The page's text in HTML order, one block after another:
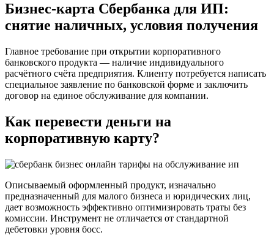
Бизнес-карта Сбербанка для ИП:
снятие наличных, условия получения
Главное требование при открытии корпоративного
банковского продукта — наличие индивидуального
расчётного счёта предприятия. Клиенту потребуется написать
специальное заявление по банковской форме и заключить
договор на единое обслуживание для компании.
Как перевести деньги на
корпоративную карту?
Описываемый оформленный продукт, изначально
предназначенный для малого бизнеса и юридических лиц,
дает возможность эффективно оптимизировать траты без
комиссии. Инструмент не отличается от стандартной
дебетовки уровня босс.